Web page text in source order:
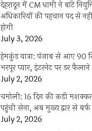
देहरादून में CM धामी ने बांटे
अधिकारियों की पहचान पद से
होगी
July 3, 2026
हेमकुंड यात्रा: पंजाब से आए 90
भरपूर प्यार, इंटरनेट पर डर
July 2, 2026
चमोली: 16 दिन की कड़ी
पहुंची सेना, अब मुख्य द्वार से
July 2, 2026